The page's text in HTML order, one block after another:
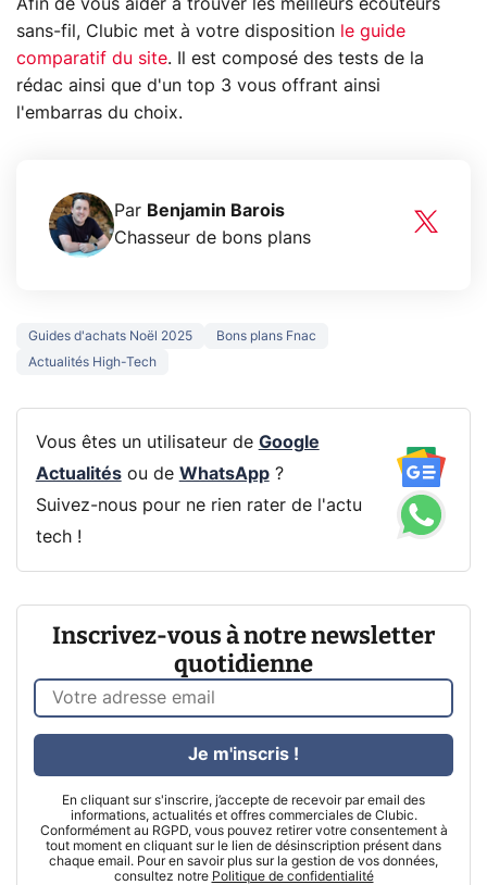
Afin de vous aider à trouver les meilleurs écouteurs
sans-fil, Clubic met à votre disposition le guide
comparatif du site. Il est composé des tests de la
rédac ainsi que d'un top 3 vous offrant ainsi
l'embarras du choix.
Par Benjamin Barois
Chasseur de bons plans
Guides d'achats Noël 2025
Bons plans Fnac
Actualités High-Tech
Vous êtes un utilisateur de Google
Actualitésou de WhatsApp?
Suivez-nous pour ne rien rater de l'actu
tech !
Inscrivez-vous à notre newsletter
quotidienne
En cliquant sur s'inscrire, j’accepte de recevoir par email des
informations, actualités et offres commerciales de Clubic.
Conformément au RGPD, vous pouvez retirer votre consentement à
tout moment en cliquant sur le lien de désinscription présent dans
chaque email. Pour en savoir plus sur la gestion de vos données,
consultez notre Politique de confidentialité
Je m'inscris !